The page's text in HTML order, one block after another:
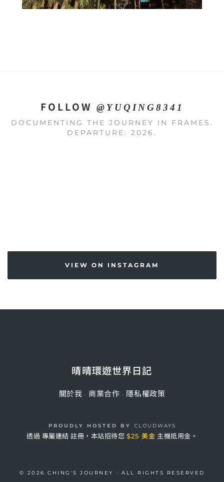
FOLLOW @YUQING8341
DOCUMENTING THE JOURNEY IN FRAMES.
DEPARTURE: 2026.
VIEW ON INSTAGRAM
晴晴環遊世界日記
關於我 · 商業合作 · 隱私權政策
PROUDLY HOSTED BY CLOUDWAYS
透過 專屬連結 註冊，本站招待您 $25 美金 主機抵用金。
© 2026 CHING'S JOURNEY · ALL RIGHTS RESERVED